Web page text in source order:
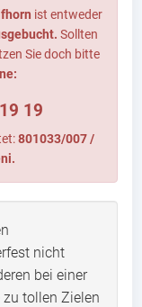
ist entweder
Sollten
Sie doch bitte
19
801033/007 /
nicht
bei einer
tollen Zielen